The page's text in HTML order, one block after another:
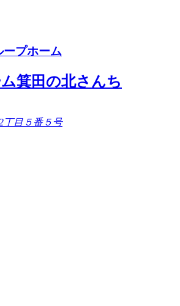
ープホーム
箕田の北さんち
丁目５番５号